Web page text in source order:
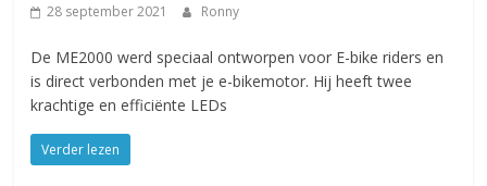
28 september 2021 Ronny
De ME2000 werd speciaal ontworpen voor E-bike riders en
is direct verbonden met je e-bikemotor. Hij heeft twee
krachtige en efficiënte LEDs
Verder lezen